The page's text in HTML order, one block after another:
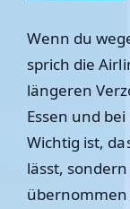
Wenn du
sprich die
längeren
Essen und
Wichtig ist,
lässt,